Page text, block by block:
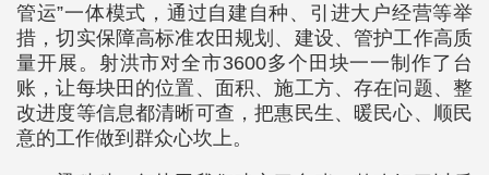
管运”一体模式，通过自建自种、引进大户经营等举
措，切实保障高标准农田规划、建设、管护工作高质
量开展。射洪市对全市3600多个田块一一制作了台
账，让每块田的位置、面积、施工方、存在问题、整
改进度等信息都清晰可查，把惠民生、暖民心、顺民
意的工作做到群众心坎上。